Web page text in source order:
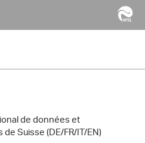
de données et
Suisse (DE/FR/IT/EN)